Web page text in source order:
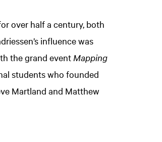
over half a century, both
influence was
the grand event Mapping
students who founded
Martland and Matthew